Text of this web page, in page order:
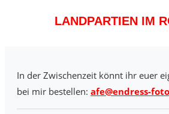
LANDPARTIEN IM
In der Zwischenzeit könnt ihr euer
bei mir bestellen: afe@endress-